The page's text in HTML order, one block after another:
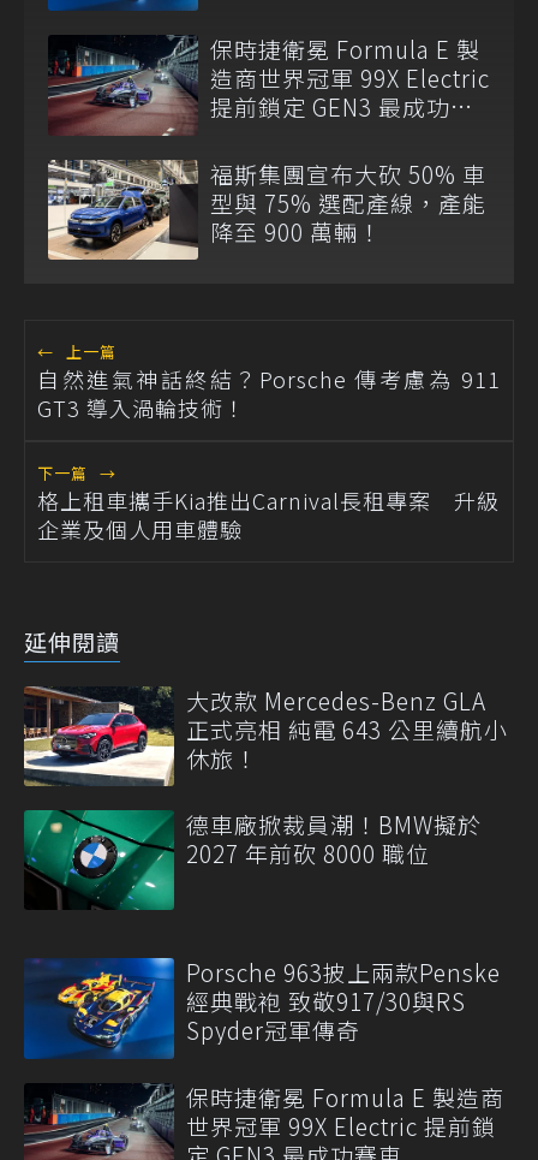
保時捷衛冕 Formula E 製
造商世界冠軍 99X Electric
提前鎖定 GEN3 最成功賽
福斯集團宣布大砍 50% 車
型與 75% 選配產線，產能
降至 900 萬輛！
← 上一篇
自然進氣神話終結？Porsche 傳考慮為 911
GT3 導入渦輪技術！
下一篇 →
格上租車攜手Kia推出Carnival長租專案 升級
企業及個人用車體驗
延伸閱讀
大改款 Mercedes-Benz GLA
正式亮相 純電 643 公里續航小
休旅！
德車廠掀裁員潮！BMW擬於
2027 年前砍 8000 職位
Porsche 963披上兩款Penske
經典戰袍 致敬917/30與RS
Spyder冠軍傳奇
保時捷衛冕 Formula E 製造商
世界冠軍 99X Electric 提前鎖